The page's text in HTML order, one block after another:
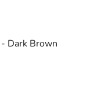
Dark Brown